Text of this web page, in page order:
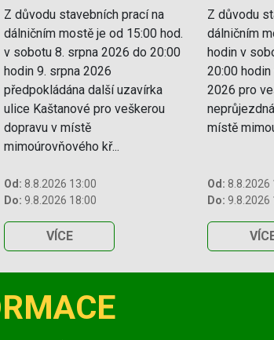
Z důvodu stavebních prací na
dálničním mostě je od 15:00 hod.
v sobotu 8. srpna 2026 do 20:00
hodin 9. srpna 2026
předpokládána další uzavírka
ulice Kaštanové pro veškerou
dopravu v místě
mimoúrovňového kř...
Od: 8.8.2026 13:00
Do: 9.8.2026 18:00
VÍCE
Z důvodu
dálničním
hodin v
20:00
2026 pro
místě
Od: 8.8.2026
Do: 9.8.2026